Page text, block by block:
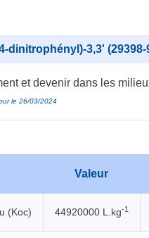
dinitrophényl)-3,3' (29398-
et devenir dans les
le 26/03/2024
Valeur
(Koc) 44920000 L.kg-1